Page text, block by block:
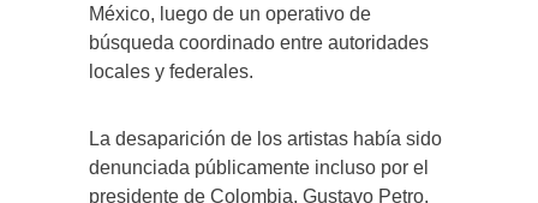
México, luego de un operativo de
búsqueda coordinado entre autoridades
locales y federales.
La desaparición de los artistas había sido
denunciada públicamente incluso por el
presidente de Colombia, Gustavo Petro,